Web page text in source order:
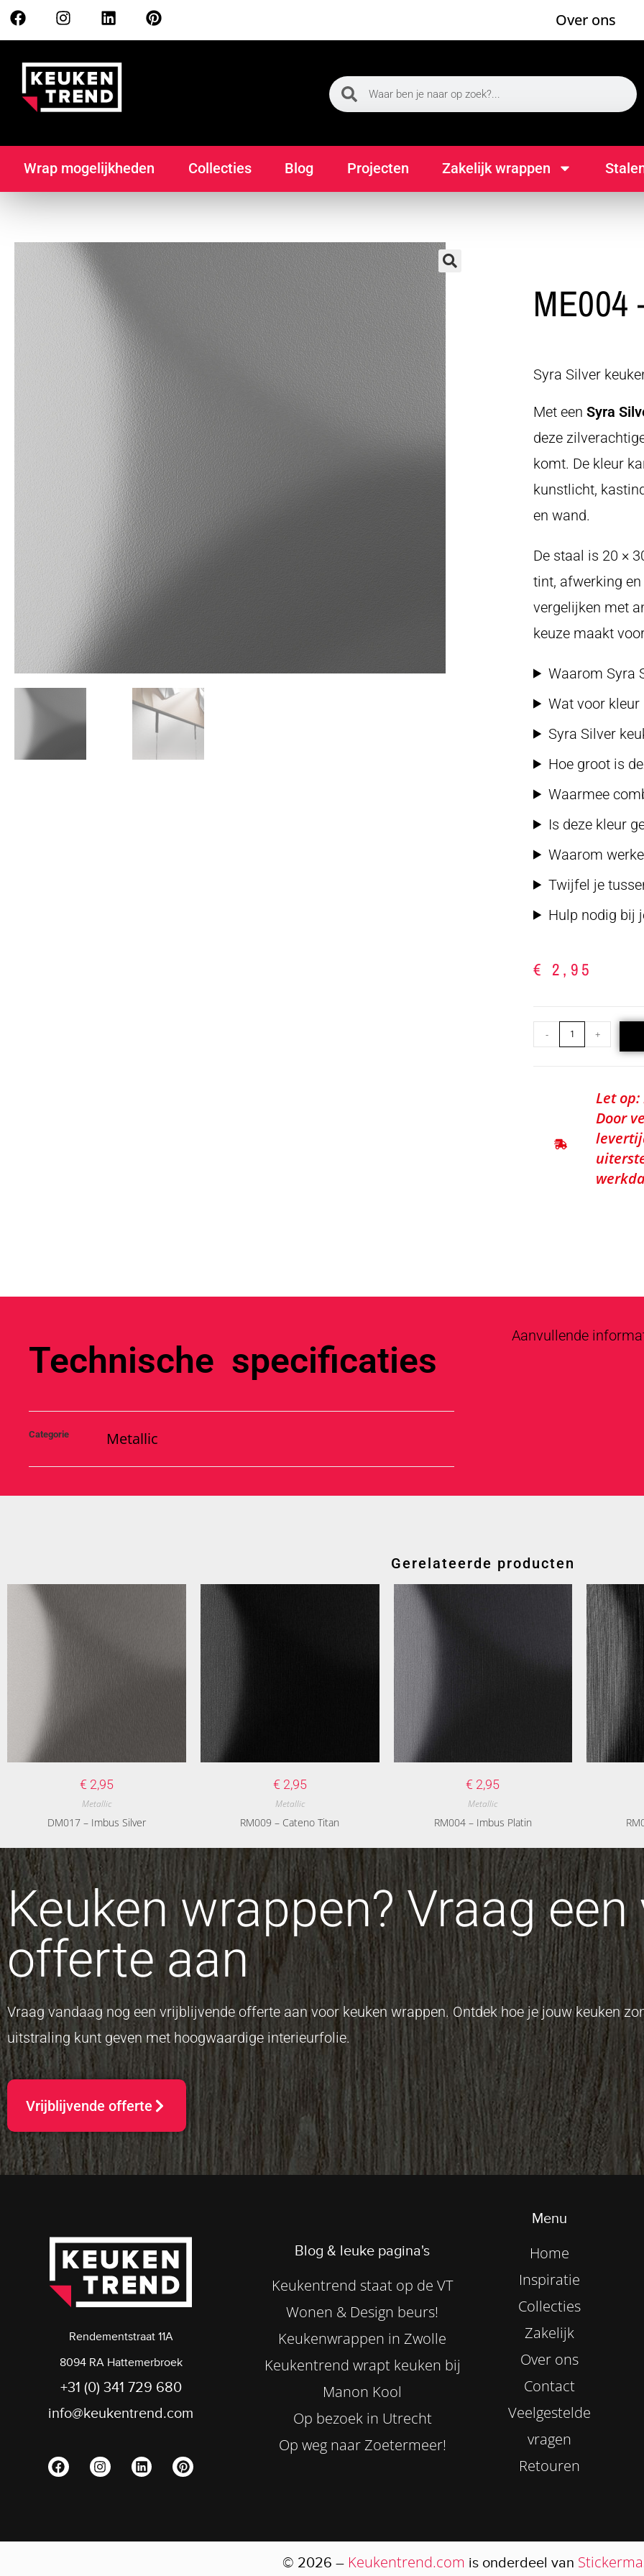
Over ons
Wrap mogelijkheden Collecties Blog Projecten Zakelijk wrappen
🔍 ME004
Syra Silver
Met een Syra
deze
komt. De kleur
kunstlicht,
en wand.
De staal is 20 ×
tint, afwerking
vergelijken met
keuze maakt
Waarom Syra
Wat voor kleur
Syra Silver
Hoe groot is
Waarmee
Is deze kleur
Waarom
Twijfel je
Hulp nodig bij
€ 2,95
- +
Let
Door
Technische specificaties
Categorie Metallic
Aanvullende
Gerelateerde producten
€ 2,95
Metallic
DM017 – Imbus Silver
€ 2,95
Metallic
RM009 – Cateno Titan
€ 2,95
Metallic
RM004 – Imbus Platin
Keuken wrappen? Vraag
offerte aan
Vraag vandaag nog een vrijblijvende offerte aan voor keuken wrappen. Ontdek hoe je jouw keuken
uitstraling kunt geven met hoogwaardige interieurfolie.
Vrijblijvende offerte
Rendementstraat 11A
8094 RA Hattemerbroek
+31 (0) 341 729 680
info@keukentrend.com
Blog & leuke pagina's
Keukentrend staat op de VT
Wonen & Design beurs!
Keukenwrappen in Zwolle
Keukentrend wrapt keuken bij
Manon Kool
Op bezoek in Utrecht
Op weg naar Zoetermeer!
Menu
Home
Inspiratie
Collecties
Zakelijk
Over ons
Contact
Veelgestelde
vragen
Retouren
© 2026 – Keukentrend.com is onderdeel van